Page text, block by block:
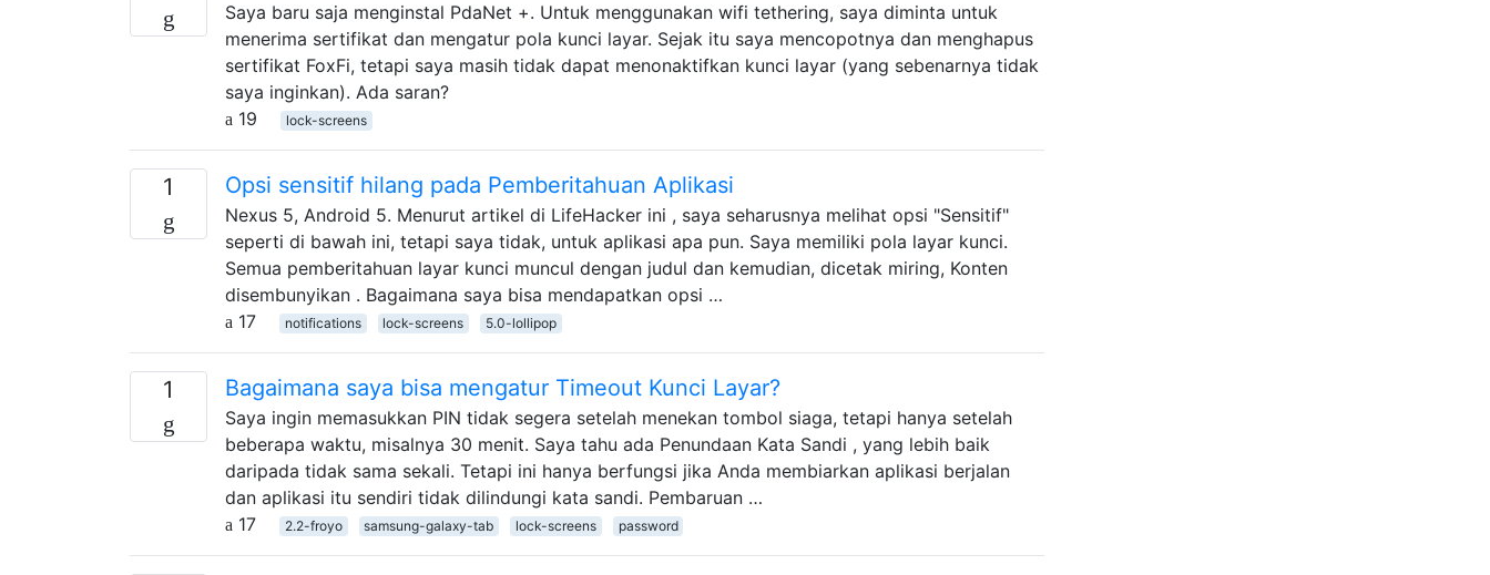
Saya baru saja menginstal PdaNet +. Untuk menggunakan wifi tethering, saya diminta untuk
menerima sertifikat dan mengatur pola kunci layar. Sejak itu saya mencopotnya dan menghapus
sertifikat FoxFi, tetapi saya masih tidak dapat menonaktifkan kunci layar (yang sebenarnya tidak
saya inginkan). Ada saran?
19
lock-screens
1 Opsi sensitif hilang pada Pemberitahuan Aplikasi
Nexus 5, Android 5. Menurut artikel di LifeHacker ini , saya seharusnya melihat opsi "Sensitif"
seperti di bawah ini, tetapi saya tidak, untuk aplikasi apa pun. Saya memiliki pola layar kunci.
Semua pemberitahuan layar kunci muncul dengan judul dan kemudian, dicetak miring, Konten
disembunyikan . Bagaimana saya bisa mendapatkan opsi …
17
notifications lock-screens 5.0-lollipop
1 Bagaimana saya bisa mengatur Timeout Kunci Layar?
Saya ingin memasukkan PIN tidak segera setelah menekan tombol siaga, tetapi hanya setelah
beberapa waktu, misalnya 30 menit. Saya tahu ada Penundaan Kata Sandi , yang lebih baik
daripada tidak sama sekali. Tetapi ini hanya berfungsi jika Anda membiarkan aplikasi berjalan
dan aplikasi itu sendiri tidak dilindungi kata sandi. Pembaruan …
17
2.2-froyo samsung-galaxy-tab lock-screens password